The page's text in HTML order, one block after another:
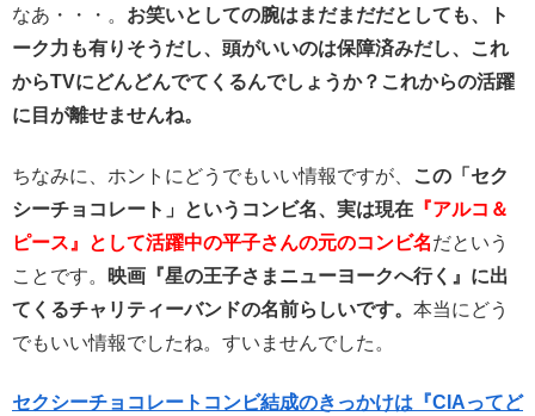
なあ・・・。 お笑いとしての腕はまだまだだとしても、ト
ーク力も有りそうだし、頭がいいのは保障済みだし、これ
からTVにどんどんでてくるんでしょうか？これからの活躍
に目が離せませんね。
ちなみに、ホントにどうでもいい情報ですが、
この「セク
シーチョコレート」というコンビ名、実は現在 『アルコ＆
ピース』として活躍中の平子さんの元のコンビ名だという
ことです。
映画『星の王子さまニューヨークへ行く』に出
てくるチャリティーバンドの名前らしいです。 本当にどう
でもいい情報でしたね。すいませんでした。
セクシーチョコレートコンビ結成のきっかけは『CIAってど